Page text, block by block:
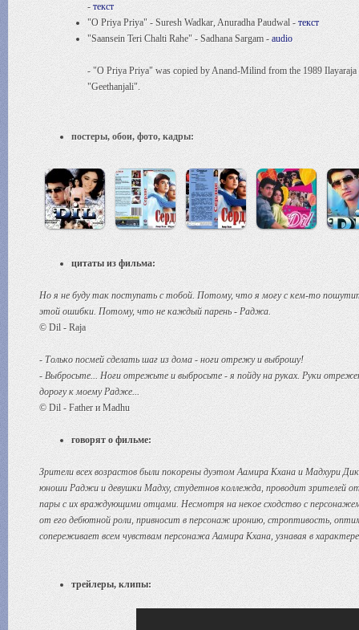
- текст
"O Priya Priya" - Suresh Wadkar, Anuradha Paudwal - текст
"Saansein Teri Chalti Rahe" - Sadhana Sargam - audio
- "O Priya Priya" was copied by Anand-Milind from the 1989
"Geethanjali".
постеры, обои, фото, кадры:
цитаты из фильма:
Но я не буду так поступать с тобой. Потому, что я могу с кем-то
этой ошибки. Потому, что не каждый парень - Раджа.
© Dil - Raja
- Только посмей сделать шаг из дома - ноги отрежу и выброшу!
- Выбросьте... Ноги отрежьте и выбросьте - я пойду на руках. Руки
дорогу к моему Радже...
© Dil - Father и Madhu
говорят о фильме:
Зрители всех возрастов были покорены дуэтом Аамира Кхана и Мадхури
юноши Раджи и девушки Мадху, студетнов коллежда, проводит зрителей
пары с их враждующими отцами. Несмотря на некое сходство с
от его дебютной роли, привносит в персонаж иронию, строптивость,
сопереживает всем чувствам персонажа Аамира Кхана, узнавая в
трейлеры, клипы: